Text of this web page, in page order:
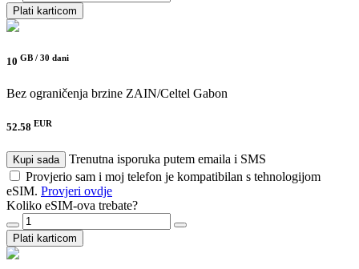
Plati karticom
10 GB / 30 dani
Bez ograničenja brzine ZAIN/Celtel Gabon
52.58 EUR
Kupi sada
Trenutna isporuka putem emaila i SMS
Provjerio sam i moj telefon je kompatibilan s tehnologijom
eSIM. Provjeri ovdje
Koliko eSIM-ova trebate?
Plati karticom